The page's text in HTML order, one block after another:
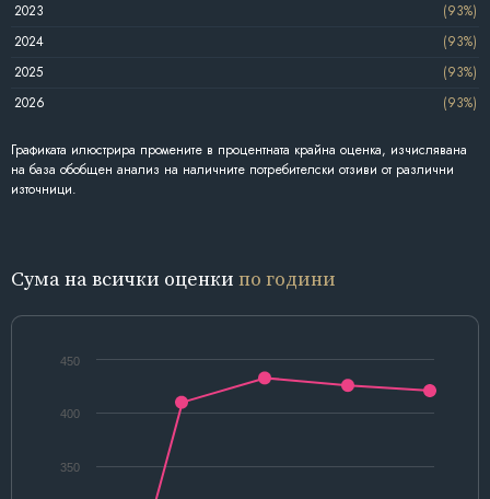
2023
(93%)
2024
(93%)
2025
(93%)
2026
(93%)
Графиката илюстрира промените в процентната крайна оценка, изчислявана
на база обобщен анализ на наличните потребителски отзиви от различни
източници.
Сума на всички оценки по години
350
400
450